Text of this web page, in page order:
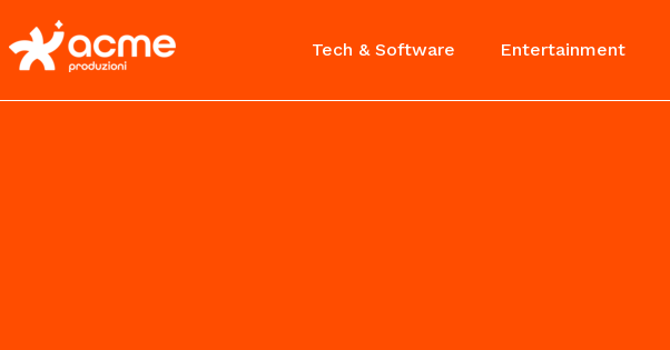
Tech & Software Entertainment